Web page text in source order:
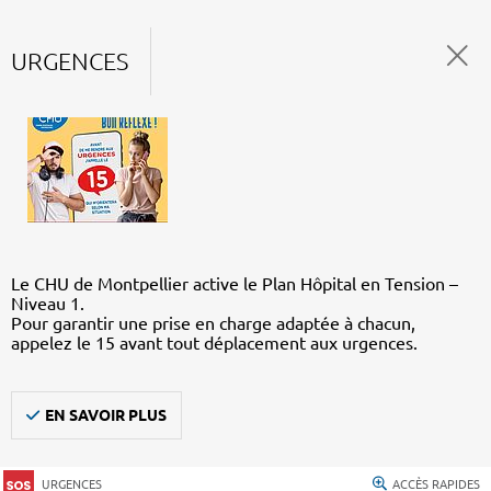
URGENCES
Le CHU de Montpellier active le Plan Hôpital en Tension –
Niveau 1.
Pour garantir une prise en charge adaptée à chacun,
appelez le 15 avant tout déplacement aux urgences.
EN SAVOIR PLUS
URGENCES ACCÈS RAPIDES